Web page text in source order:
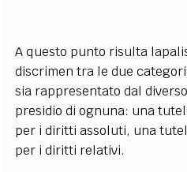
A questo punto risulta
discrimen tra le due
sia rappresentato dal
presidio di ognuna: una
per i diritti assoluti, una
per i diritti relativi.